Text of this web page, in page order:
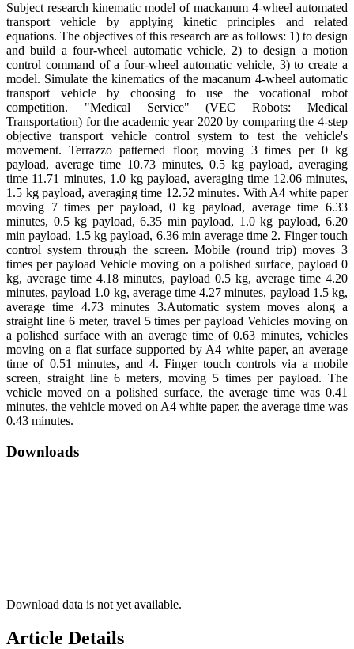
Subject research kinematic model of mackanum 4-wheel automated
transport vehicle by applying kinetic principles and related
equations. The objectives of this research are as follows: 1) to design
and build a four-wheel automatic vehicle, 2) to design a motion
control command of a four-wheel automatic vehicle, 3) to create a
model. Simulate the kinematics of the macanum 4-wheel automatic
transport vehicle by choosing to use the vocational robot
competition. "Medical Service" (VEC Robots: Medical
Transportation) for the academic year 2020 by comparing the 4-step
objective transport vehicle control system to test the vehicle's
movement. Terrazzo patterned floor, moving 3 times per 0 kg
payload, average time 10.73 minutes, 0.5 kg payload, averaging
time 11.71 minutes, 1.0 kg payload, averaging time 12.06 minutes,
1.5 kg payload, averaging time 12.52 minutes. With A4 white paper
moving 7 times per payload, 0 kg payload, average time 6.33
minutes, 0.5 kg payload, 6.35 min payload, 1.0 kg payload, 6.20
min payload, 1.5 kg payload, 6.36 min average time 2. Finger touch
control system through the screen. Mobile (round trip) moves 3
times per payload Vehicle moving on a polished surface, payload 0
kg, average time 4.18 minutes, payload 0.5 kg, average time 4.20
minutes, payload 1.0 kg, average time 4.27 minutes, payload 1.5 kg,
average time 4.73 minutes 3.Automatic system moves along a
straight line 6 meter, travel 5 times per payload Vehicles moving on
a polished surface with an average time of 0.63 minutes, vehicles
moving on a flat surface supported by A4 white paper, an average
time of 0.51 minutes, and 4. Finger touch controls via a mobile
screen, straight line 6 meters, moving 5 times per payload. The
vehicle moved on a polished surface, the average time was 0.41
minutes, the vehicle moved on A4 white paper, the average time was
0.43 minutes.
Downloads
Download data is not yet available.
Article Details